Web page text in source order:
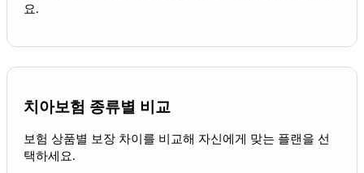
요.
치아보험 종류별 비교
보험 상품별 보장 차이를 비교해 자신에게 맞는 플랜을 선
택하세요.